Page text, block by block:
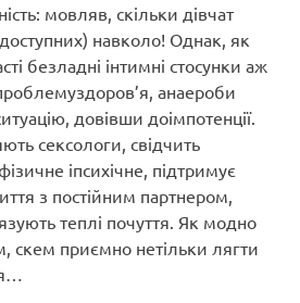
мовляв, скільки дівчат
навколо! Однак, як
безладні інтимні стосунки аж
анаероби
довівши доімпотенції.
сексологи, свідчить
іпсихічне, підтримує
з постійним партнером,
теплі почуття. Як модно
скем приємно нетільки лягти